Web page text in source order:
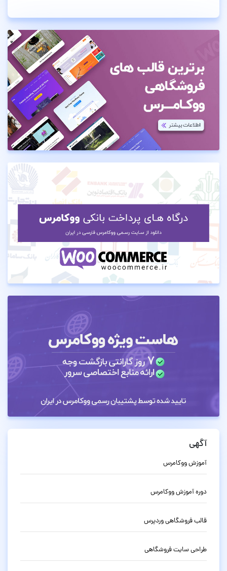
آگهی
آموزش ووکامرس
دوره آموزش ووکامرس
قالب فروشگاهی وردپرس
طراحی سایت فروشگاهی